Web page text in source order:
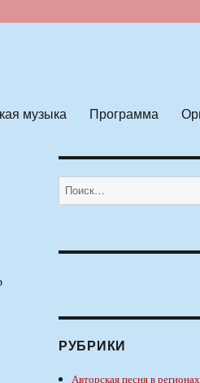
музыка Программа
Искать:
РУБРИКИ
Авторская песня в регионах